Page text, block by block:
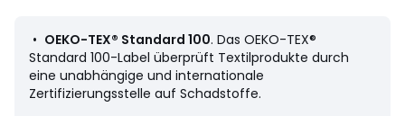
Material und Pflege
• 100% Baumwolle
• Maschinenwäsche max. 30°C
• Bügeln bei hoher Temperatur / Nicht bleichen
• Trocknergeeignet bei niedriger Temperatur
• OEKO-TEX® Standard 100. Das OEKO-TEX®
Standard 100-Label überprüft Textilprodukte durch
eine unabhängige und internationale
Zertifizierungsstelle auf Schadstoffe.